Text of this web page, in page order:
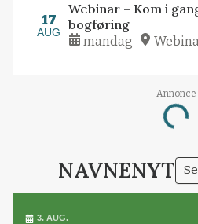
17
AUG
Webinar – Kom i
bogføring
mandag
Annonce
Loading...
NAVNENYT
3. AUG.